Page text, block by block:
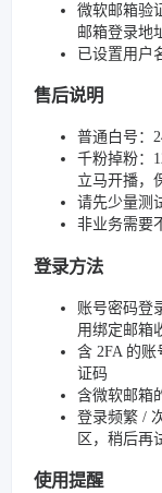
微软邮箱验
邮箱登录地
已设置用户
售后说明
普通白号：
千粉掉粉：
立马开播，
请先少量测
非业务需要
登录方法
账号密码登
用绑定邮箱
含 2FA 的账
证码
含微软邮箱
登录频繁 /
区，稍后再
使用提醒